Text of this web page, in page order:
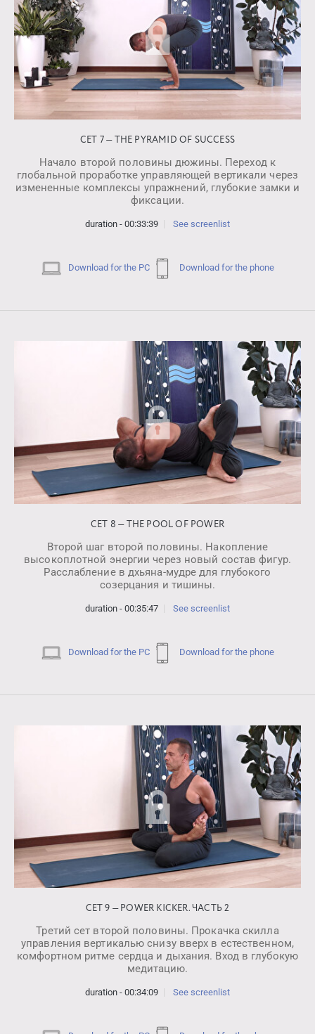
СЕТ 7 — THE PYRAMID OF SUCCESS
Начало второй половины дюжины. Переход к
глобальной проработке управляющей вертикали через
измененные комплексы упражнений, глубокие замки и
фиксации.
duration - 00:33:39 See screenlist
Download for the PC Download for the phone
СЕТ 8 — THE POOL OF POWER
Второй шаг второй половины. Накопление
высокоплотной энергии через новый состав фигур.
Расслабление в дхьяна-мудре для глубокого
созерцания и тишины.
duration - 00:35:47 See screenlist
Download for the PC Download for the phone
СЕТ 9 — POWER KICKER. ЧАСТЬ 2
Третий сет второй половины. Прокачка скилла
управления вертикалью снизу вверх в естественном,
комфортном ритме сердца и дыхания. Вход в глубокую
медитацию.
duration - 00:34:09 See screenlist